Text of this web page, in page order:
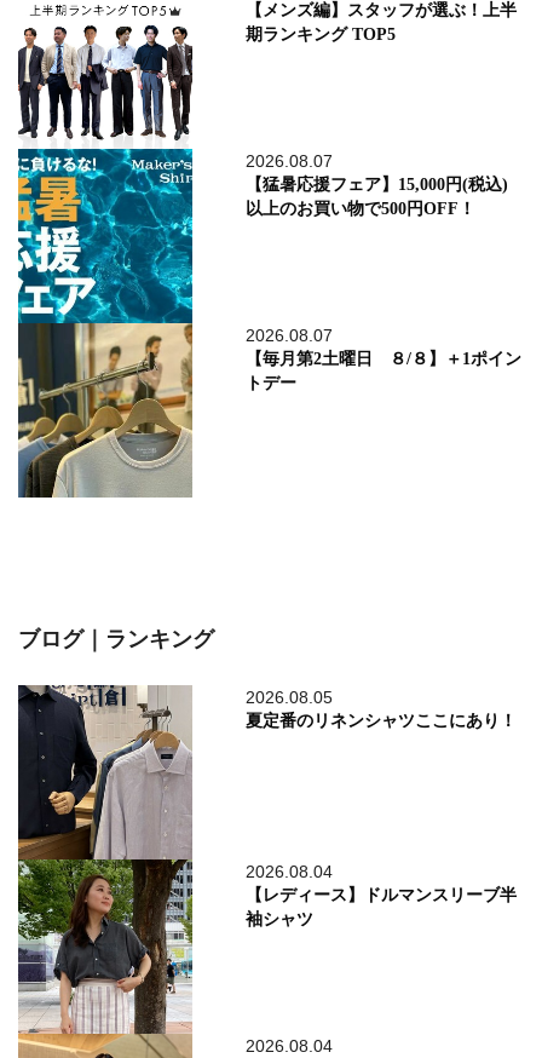
【メンズ編】スタッフが選ぶ！上半
期ランキング TOP5
2026.08.07
【猛暑応援フェア】15,000円(税込)
以上のお買い物で500円OFF！
2026.08.07
【毎月第2土曜日 ８/８】＋1ポイン
トデー
ブログ｜ランキング
2026.08.05
夏定番のリネンシャツここにあり！
2026.08.04
【レディース】ドルマンスリーブ半
袖シャツ
2026.08.04